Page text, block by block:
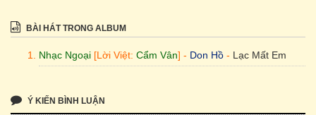
BÀI HÁT TRONG ALBUM
Nhạc Ngoại [Lời Việt: Cẩm Vân] - Don Hồ - Lạc Mất Em
Ý KIẾN BÌNH LUẬN